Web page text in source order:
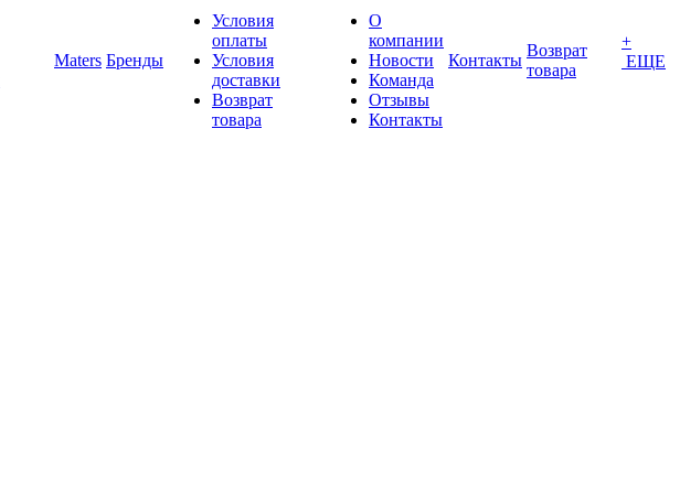
Maters Бренды
Условия
оплаты
Условия
доставки
Возврат
товара
О
компании
Новости
Команда
Отзывы
Контакты
Контакты
Возврат
товара
+
ЕЩЕ